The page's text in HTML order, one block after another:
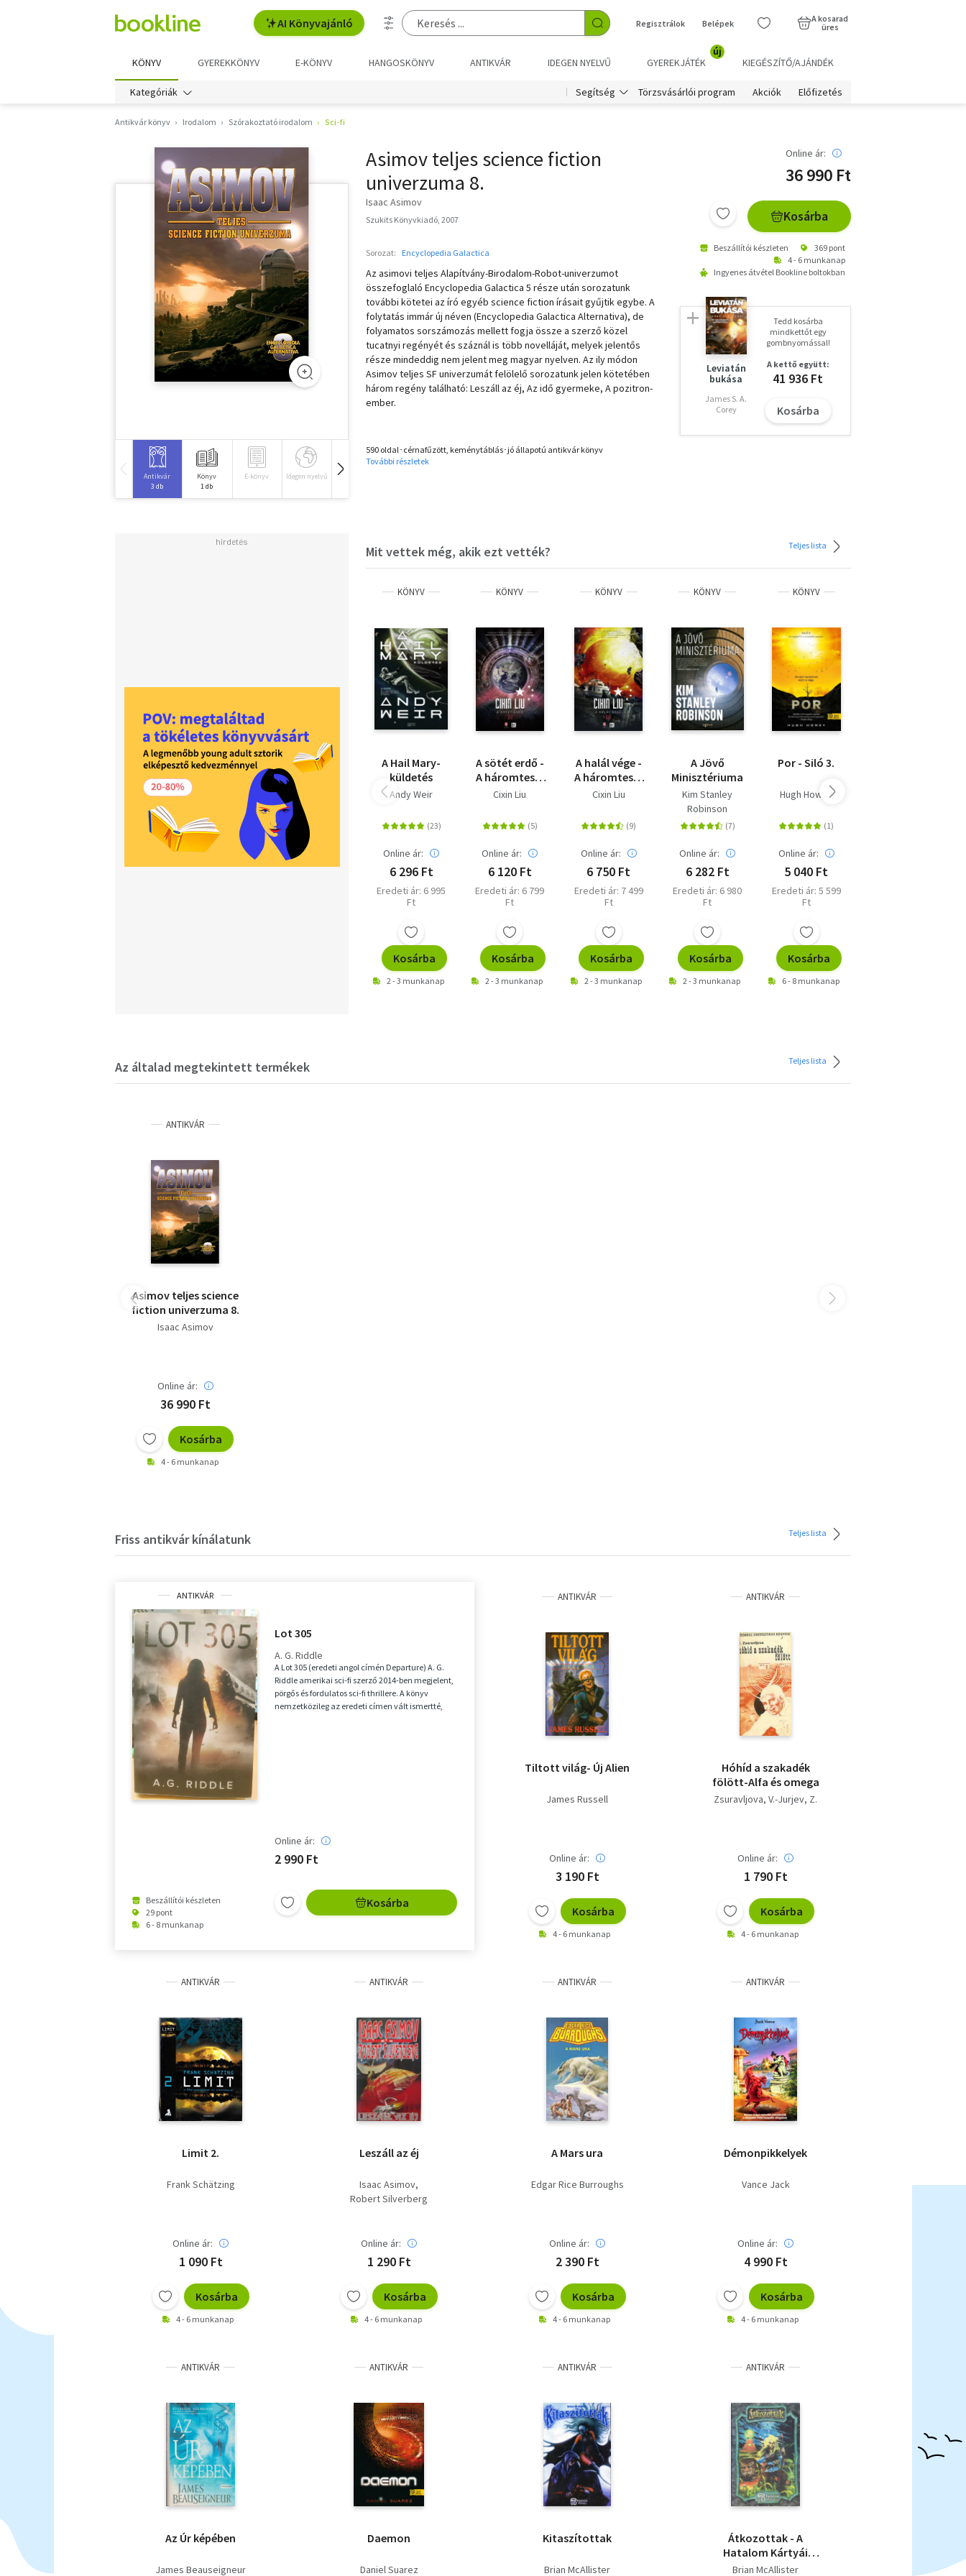
AI Könyvajánló Regisztrálok Belépek
A kosarad
üres
KÖNYV GYEREKKÖNYV E-KÖNYV HANGOSKÖNYV ANTIKVÁR IDEGEN NYELVŰ GYEREKJÁTÉK
új
KIEGÉSZÍTŐ/AJÁNDÉK
Kategóriák Segítség Törzsvásárlói program Akciók Előfizetés
Antikvár könyv Irodalom Szórakoztató irodalom Sci-fi
Antikvár
3 db
Könyv
1 db
E-könyv Idegen nyelvű Hangoskönyv
Asimov teljes science fiction
univerzuma 8.
Isaac Asimov
Szukits Könyvkiadó, 2007
Sorozat: Encyclopedia Galactica
Az asimovi teljes Alapítvány-Birodalom-Robot-univerzumot
összefoglaló Encyclopedia Galactica 5 része után sorozatunk
további kötetei az író egyéb science fiction írásait gyűjtik egybe. A
folytatás immár új néven (Encyclopedia Galactica Alternativa), de
folyamatos sorszámozás mellett fogja össze a szerző közel
tucatnyi regényét és száznál is több novelláját, melyek jelentős
része mindeddig nem jelent meg magyar nyelven. Az ily módon
Asimov teljes SF univerzumát felölelő sorozatunk jelen kötetében
három regény található: Leszáll az éj, Az idő gyermeke, A pozitron-
ember.
590 oldal･cérnafűzött, keménytáblás･jó állapotú antikvár könyv
További részletek
Online ár:
36 990 Ft
Kosárba
Beszállítói készleten
369 pont
4 - 6 munkanap
Ingyenes átvétel Bookline boltokban
Leviatán
bukása
James S. A.
Corey
Tedd kosárba
mindkettőt egy
gombnyomással!
A kettő együtt:
41 936 Ft
Kosárba
Mit vettek még, akik ezt vették? Teljes lista
KÖNYV
A Hail Mary-
küldetés
Andy Weir
Online ár:
6 296 Ft
Eredeti ár: 6 995
Ft
Kosárba
2 - 3 munkanap
KÖNYV
A sötét erdő -
A háromtest-
trilógia 2.
Cixin Liu
Online ár:
6 120 Ft
Eredeti ár: 6 799
Ft
Kosárba
2 - 3 munkanap
KÖNYV
A halál vége -
A háromtest-
trilógia 3.
Cixin Liu
Online ár:
6 750 Ft
Eredeti ár: 7 499
Ft
Kosárba
2 - 3 munkanap
KÖNYV
A Jövő
Minisztériuma
Kim Stanley
Robinson
Online ár:
6 282 Ft
Eredeti ár: 6 980
Ft
Kosárba
2 - 3 munkanap
KÖNYV
Por - Siló 3.
Hugh Howey
Online ár:
5 040 Ft
Eredeti ár: 5 599
Ft
Kosárba
6 - 8 munkanap
Az általad megtekintett termékek Teljes lista
ANTIKVÁR
Asimov teljes science
fiction univerzuma 8.
Isaac Asimov
Online ár:
36 990 Ft
Kosárba
4 - 6 munkanap
Friss antikvár kínálatunk Teljes lista
ANTIKVÁR
Beszállítói készleten
29 pont
6 - 8 munkanap
Lot 305
A. G. Riddle
A Lot 305 (eredeti angol címén Departure) A. G.
Riddle amerikai sci-fi szerző 2014-ben megjelent,
pörgős és fordulatos sci-fi thrillere. A könyv
nemzetközileg az eredeti címen vált ismertté,
Online ár:
2 990 Ft
Kosárba
ANTIKVÁR
Tiltott világ- Új Alien
James Russell
Online ár:
3 190 Ft
Kosárba
4 - 6 munkanap
ANTIKVÁR
Hóhíd a szakadék
fölött-Alfa és omega
Zsuravljova, V.-Jurjev, Z.
Online ár:
1 790 Ft
Kosárba
4 - 6 munkanap
ANTIKVÁR
Limit 2.
Frank Schätzing
Online ár:
1 090 Ft
Kosárba
4 - 6 munkanap
ANTIKVÁR
Leszáll az éj
Isaac Asimov
Robert Silverberg
Online ár:
1 290 Ft
Kosárba
4 - 6 munkanap
ANTIKVÁR
A Mars ura
Edgar Rice Burroughs
Online ár:
2 390 Ft
Kosárba
4 - 6 munkanap
ANTIKVÁR
Démonpikkelyek
Vance Jack
Online ár:
4 990 Ft
Kosárba
4 - 6 munkanap
ANTIKVÁR
Az Úr képében
James Beauseigneur
ANTIKVÁR
Daemon
Daniel Suarez
ANTIKVÁR
Kitaszítottak
Brian McAllister
ANTIKVÁR
Átkozottak - A
Hatalom Kártyái
(Túlélők Földje)
Brian McAllister